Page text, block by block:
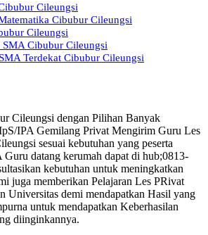
Cileungsi
Cibubur Cileungsi
Cileungsi
SMA Cibubur Cileungsi
Terdekat Cibubur Cileungsi
Cileungsi dengan Pilihan Banyak
IPA Gemilang Privat Mengirim Guru Les
sesuai kebutuhan yang peserta
datang kerumah dapat di hub;0813-
kebutuhan untuk meningkatkan
juga memberikan Pelajaran Les PRivat
Universitas demi mendapatkan Hasil yang
untuk mendapatkan Keberhasilan
diinginkannya.